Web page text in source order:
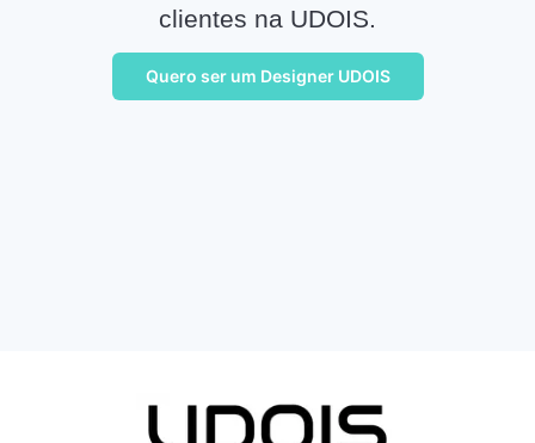
clientes na UDOIS.
Quero ser um Designer UDOIS